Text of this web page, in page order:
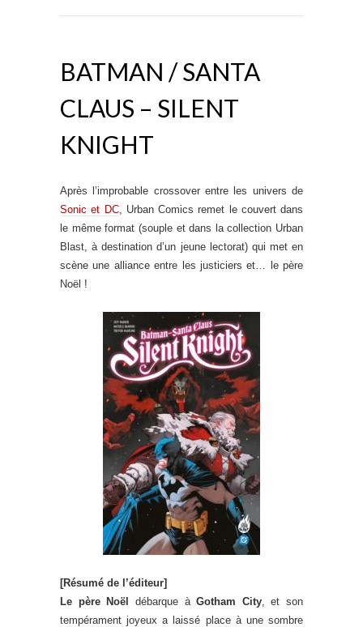
BATMAN / SANTA
CLAUS – SILENT
KNIGHT
Après l’improbable crossover entre les univers de
Sonic et DC, Urban Comics remet le couvert dans
le même format (souple et dans la collection Urban
Blast, à destination d’un jeune lectorat) qui met en
scène une alliance entre les justiciers et… le père
Noël !
[Résumé de l’éditeur]
Le père Noël
débarque àGotham City, et son
tempérament joyeux a laissé place à une sombre